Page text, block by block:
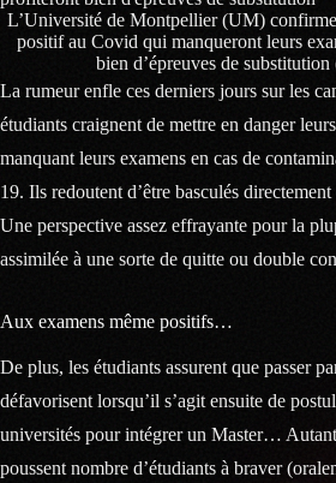
L’Université de Montpellier (UM)
positif au Covid qui manqueront leurs
bien d’épreuves de
La rumeur enfle ces derniers jours sur les
étudiants craignent de mettre en danger
manquant leurs examens en cas de
19. Ils redoutent d’être basculés
Une perspective assez effrayante pour la
assimilée à une sorte de quitte ou double
Aux examens même positifs…
De plus, les étudiants assurent que passer
défavorisent lorsqu’il s’agit ensuite de
universités pour intégrer un Master… Autant
poussent nombre d’étudiants à braver